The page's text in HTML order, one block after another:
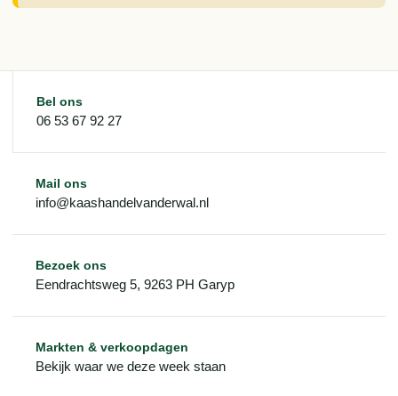
Bel ons
06 53 67 92 27
Mail ons
info@kaashandelvanderwal.nl
Bezoek ons
Eendrachtsweg 5, 9263 PH Garyp
Markten & verkoopdagen
Bekijk waar we deze week staan